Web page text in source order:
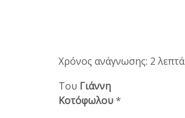
Χρόνος ανάγνωσης: 2 λεπτά
Του Γιάννη
Κοτόφωλου*